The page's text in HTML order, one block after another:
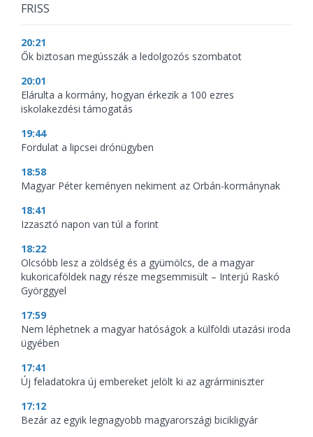
FRISS
20:21
Ők biztosan megússzák a ledolgozós szombatot
20:01
Elárulta a kormány, hogyan érkezik a 100 ezres
iskolakezdési támogatás
19:44
Fordulat a lipcsei drónügyben
18:58
Magyar Péter keményen nekiment az Orbán-kormánynak
18:41
Izzasztó napon van túl a forint
18:22
Olcsóbb lesz a zöldség és a gyümölcs, de a magyar
kukoricaföldek nagy része megsemmisült – Interjú Raskó
Györggyel
17:59
Nem léphetnek a magyar hatóságok a külföldi utazási iroda
ügyében
17:41
Új feladatokra új embereket jelölt ki az agrárminiszter
17:12
Bezár az egyik legnagyobb magyarországi bicikligyár